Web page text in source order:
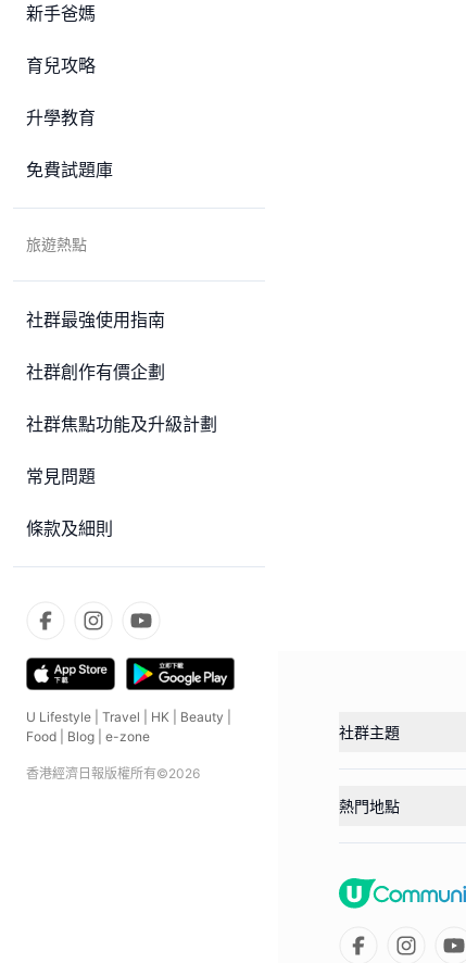
新手爸媽
育兒攻略
升學教育
免費試題庫
旅遊熱點
社群最強使用指南
社群創作有價企劃
社群焦點功能及升級計劃
常見問題
條款及細則
U Lifestyle Travel HK Beauty
Food
Blog e-zone
香港經濟日報版權所有©2026
社群主題
熱門地點